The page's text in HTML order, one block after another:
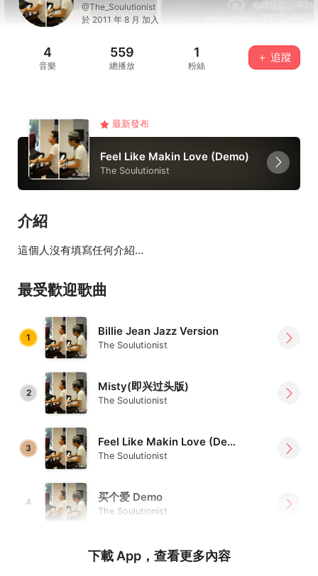
@The_Soulutionist
於 2011 年 8 月 加入
4
音樂
559
總播放
1
粉絲
＋ 追蹤
最新發布
Feel Like Makin Love (Demo)
The Soulutionist
介紹
這個人沒有填寫任何介紹...
最受歡迎歌曲
1 Billie Jean Jazz Version
The Soulutionist
2 Misty(即兴过头版)
The Soulutionist
3 Feel Like Makin Love (Demo)
The Soulutionist
4 买个爱 Demo
The Soulutionist
下載 App，查看更多內容